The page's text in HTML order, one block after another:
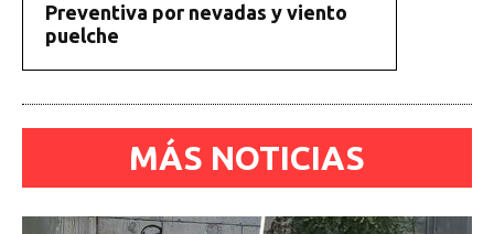
Preventiva por nevadas y viento
puelche
MÁS NOTICIAS